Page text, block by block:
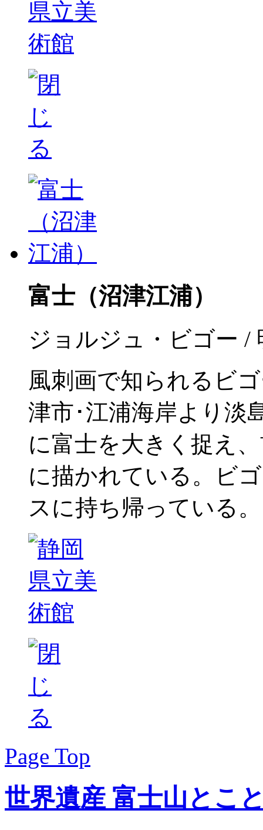
富士（沼津江浦）
ジョルジュ・ビゴー /
風刺画で知られるビ
津市･江浦海岸より淡
に富士を大きく捉え
に描かれている。ビ
スに持ち帰っている。
Page Top
世界遺産 富士山とこ